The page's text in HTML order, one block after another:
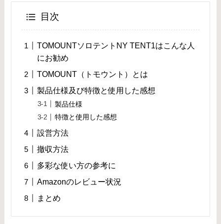
目次
TOMOUNTソロテントNY TENT1はこんな人
にお勧め
TOMOUNT（トモウント）とは
製品仕様及び特徴と使用した感想
製品仕様
特徴と使用した感想
設営方法
撤収方法
多彩な使い方の参考に
Amazonのレビュー状況
まとめ